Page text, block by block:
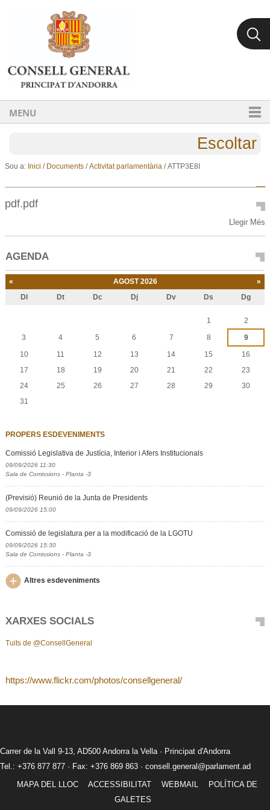
Ves al contingut.
Salta a la navegació
MENU
Escoltar
Sou a: Inici / Documents /Activitat parlamentària /ATTP3E8I
pdf.pdf
Llegir Més
AGENDA
« AGOST 2026 »
Dl Dt Dc Dj Dv Ds Dg
1
2
3
4 5 6 7 8
9
10
11 12 13 14 15
16
17
18 19 20 21 22
23
24
25 26 27 28 29
30
31
PROPERS ESDEVENIMENTS
Comissió Legislativa de Justícia, Interior i Afers Institucionals
09/09/2026 11:30
Sala de Comissions - Planta -3
(Previsió) Reunió de la Junta de Presidents
09/09/2026 15:00
Comissió de legislatura per a la modificació de la LGOTU
09/09/2026 15:30
Sala de Comissions - Planta -3
Altres esdeveniments
XARXES SOCIALS
Tuits de @ConsellGeneral
https://www.flickr.com/photos/consellgeneral/
Carrer de la Vall 9-13, AD500 Andorra la Vella · Principat d'Andorra
Tel.: +376 877 877 · Fax: +376 869 863 · consell.general@parlament.ad
MAPA DEL LLOC
ACCESSIBILITAT WEBMAIL
POLÍTICA DE
GALETES